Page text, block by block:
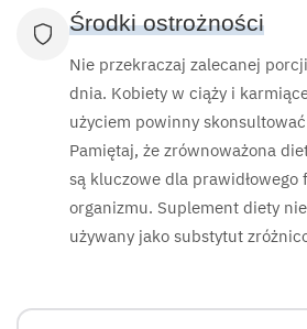
Środki ostrożności
Nie przekraczaj zalecanej
dnia. Kobiety w ciąży i
użyciem powinny
Pamiętaj, że zrównoważona
są kluczowe dla
organizmu. Suplement diety
używany jako substytut